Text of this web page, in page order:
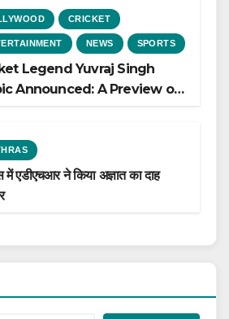
CRICKET
NEWS SPORTS
Legend Yuvraj Singh
Announced: A Preview of
में एडीएचआर ने किया अज्ञात का दाह